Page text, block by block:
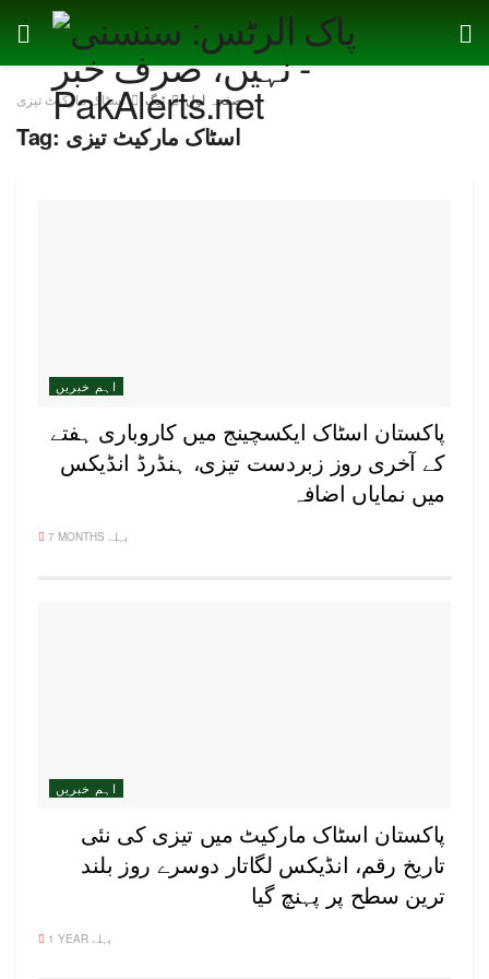
صفحہ اول ٹیگ اسٹاک مارکیٹ تیزی
Tag: اسٹاک مارکیٹ تیزی
اہم خبریں
پاکستان اسٹاک ایکسچینج میں کاروباری ہفتے
کے آخری روز زبردست تیزی، ہنڈرڈ انڈیکس
میں نمایاں اضافہ
7 MONTHS پہلے
اہم خبریں
پاکستان اسٹاک مارکیٹ میں تیزی کی نئی
تاریخ رقم، انڈیکس لگاتار دوسرے روز بلند
ترین سطح پر پہنچ گیا
1 YEAR پہلے